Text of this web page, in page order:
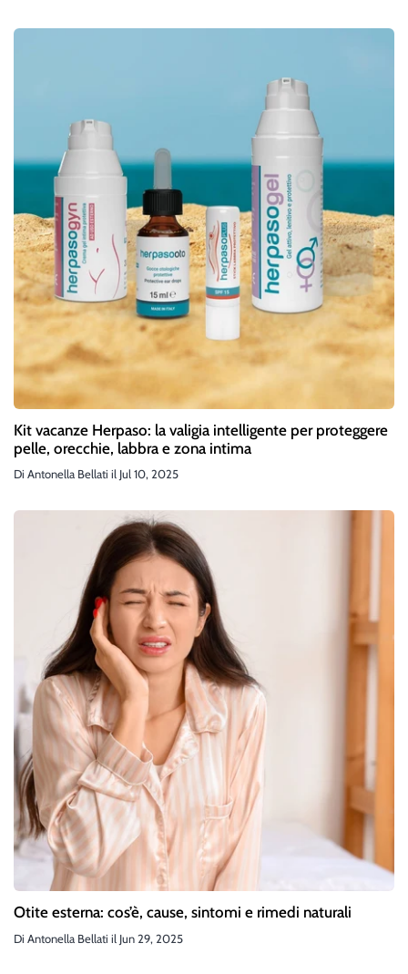
Kit vacanze Herpaso: la valigia intelligente per proteggere
pelle, orecchie, labbra e zona intima
Di Antonella Bellati il Jul 10, 2025
Otite esterna: cos’è, cause, sintomi e rimedi naturali
Di Antonella Bellati il Jun 29, 2025